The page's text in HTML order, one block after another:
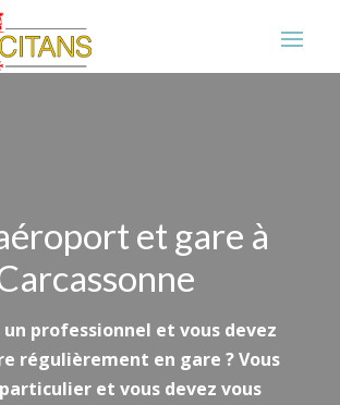
et gare à
un professionnel et vous devez
régulièrement en gare ? Vous
et vous devez vous